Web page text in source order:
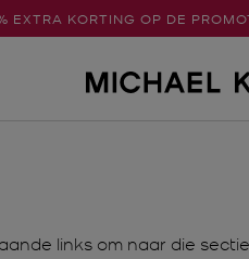
EXTRA KORTING OP DE
links om naar die